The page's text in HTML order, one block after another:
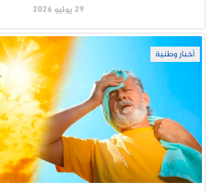
29 يوليو 2026
أخبار وطنية